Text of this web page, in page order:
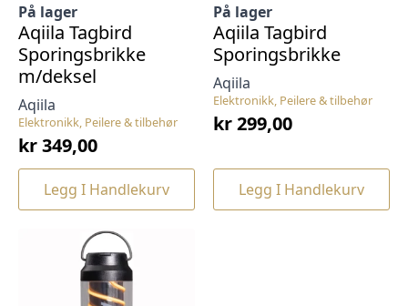
Elektronikk, Peilere & tilbehør
Aqiila
På lager
Aqiila Tagbird
Sporingsbrikke
m/deksel
kr349,00
Legg I Handlekurv
Elektronikk, Peilere & tilbehør
Aqiila
På lager
Aqiila Tagbird
Sporingsbrikke
kr299,00
Legg I Handlekurv